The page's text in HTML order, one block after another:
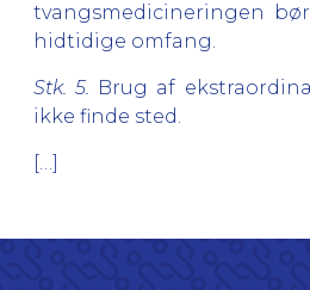
tvangsmedicineringen
hidtidige omfang.
Stk. 5. Brug af
ikke finde sted.
[…]